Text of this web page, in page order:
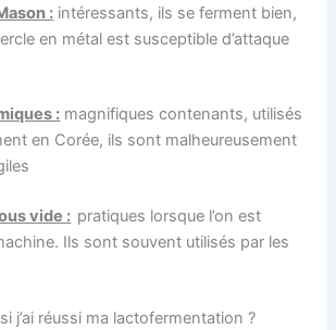
: intéressants, ils se ferment bien,
en métal est susceptible d’attaque
: magnifiques contenants, utilisés
en Corée, ils sont malheureusement
vide : pratiques lorsque l’on est
Ils sont souvent utilisés par les
j’ai réussi ma lactofermentation ?